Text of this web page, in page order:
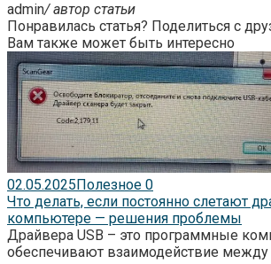
admin/ автор статьи
Понравилась статья? Поделиться с
Вам также может быть интересно
02.05.2025Полезное 0
Что делать, если постоянно слетают
компьютере — решения проблемы
Драйвера USB – это программные
обеспечивают взаимодействие между